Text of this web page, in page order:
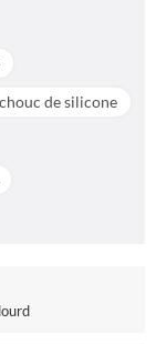
de silicone